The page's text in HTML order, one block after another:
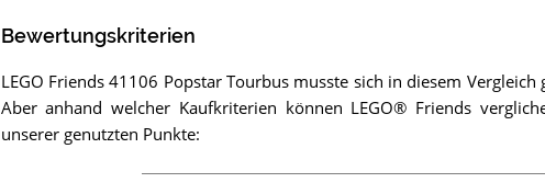
Bewertungskriterien
LEGO Friends 41106 Popstar Tourbus musste sich in diesem
Aber anhand welcher Kaufkriterien können LEGO® Friends
unserer genutzten Punkte: